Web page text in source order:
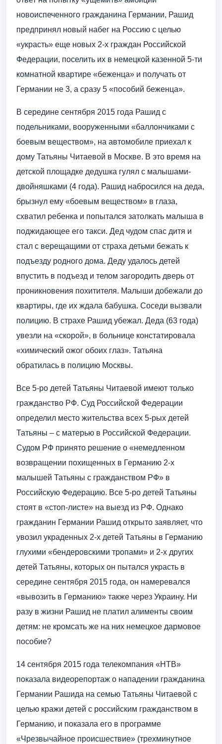
новоиспеченного гражданина Германии, Рашид
предпринял новый набег на Россию с целью
«украсть» еще новых 2-х граждан Российской
Федерации, поселить их в немецкой казенной 5-ти
комнатной квартире «беженца» и получать от
Германии не 3, а сразу 5 «пособий беженца».
В середине сентября 2015 года Рашид с
подельниками, вооруженными «баллончиками с
боевым веществом», на автомобиле приехал к
дому Татьяны Читаевой в Москве. В это время на
детской площадке дедушка гулял с малышами-
двойняшками (4 года). Рашид набросился на деда,
брызнул ему «боевым веществом» в глаза,
схватил ребенка и попытался затолкать малыша в
поджидающее его такси. Дед чудом спас дитя и
стал с верещащими от страха детьми бежать к
подъезду родного дома. Деду удалось детей
впустить в подъезд и телом загородить дверь от
проникновения похитителя. Малыши добежали до
квартиры, где их ждала бабушка. Соседи вызвали
полицию. В страхе Рашид убежал. Деда (63 года)
увезли на «скорой», в больнице констатировала
«химический ожог обоих глаз». Татьяна
обратилась в полицию Москвы.
Все 5-ро детей Татьяны Читаевой имеют только
гражданство РФ. Суд Российской Федерации
определил место жительства всех 5-рых детей
Татьяны – с матерью в Российской Федерации.
Судом РФ принято решение о «немедленном
возвращении похищенных в Германию 2-х
малышей Татьяны с гражданством РФ» в
Российскую Федерацию. Все 5-ро детей Татьяны
стоят в «стоп-листе» на выезд из РФ. Однако
гражданин Германии Рашид открыто заявляет, что
увозил украденных 2-х детей Татьяны в Германию
глухими «бендеровскими тропами» и 2-х других
детей Татьяны, которых он пытался украсть в
середине сентября 2015 года, он намеревался
«вывозить в Германию» также через Украину. Ни
разу в жизни Рашид не платил алименты своим
детям: не кромсать же на них немецкое дармовое
пособие?
14 сентября 2015 года телекомпания «НТВ»
показала видеорепортаж о нападении гражданина
Германии Рашида на семью Татьяны Читаевой с
целью кражи детей с российским гражданством в
Германию, и показала его в программе
«Чрезвычайное происшествие» (трехминутное